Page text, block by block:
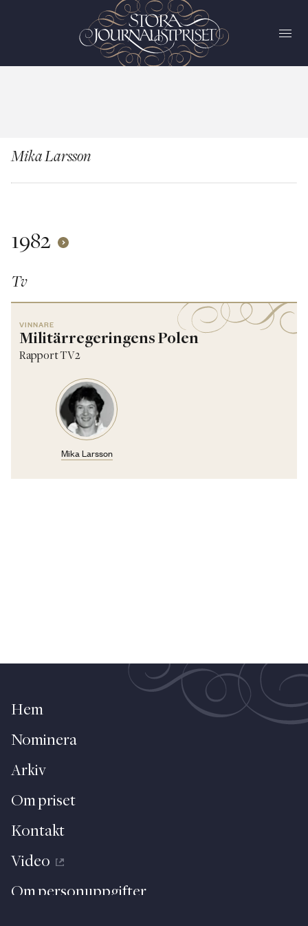
Mika Larsson
1982
Tv
VINNARE
Militärregeringens Polen
Rapport TV2
Mika Larsson
Hem
Nominera
Arkiv
Om priset
Kontakt
Video
Om personuppgifter